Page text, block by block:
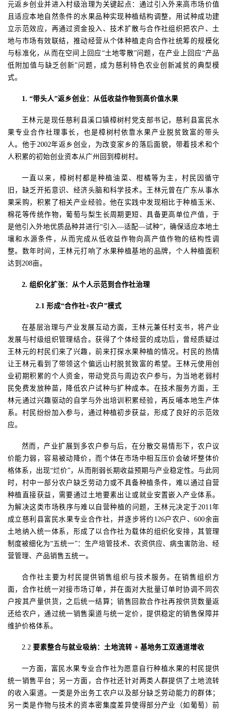
元返乡创业并进入村级治理为关键起点：通过引入外来高市场价值
且适应本地自然条件的水果品种实现种植结构调整，用试种成功建
立示范效应，再通过资金投入、技术扩散与合作社组织把农户、土
地与市场有效联结，推动经营从个体种植走向合作社统筹的规模化
与标准化 ， 从而在空间上回应“土地零散”问题，在产业上回应“产品
低附加值与缺乏创新”问题 ， 成为慈利特色农业创新减贫的典型模
式。
1.“带头人”返乡创业：从低收益作物到高价值水果
王林元是现任慈利县溪口镇樟树村党支部书记，慈利县富民水
果专业合作社理事长，也是樟树村依靠水果产业脱贫致富的带头
人。他于2002年返乡创业，为改变家乡的落后面貌，带着技术和个
人积累的初始创业资本从广州回到樟树村。
一直以来，樟树村都是种植油菜、柑橘等为主，村民因循守
旧，缺乏开拓意识、经济头脑和科学技术。王林元曾在广东从事水
果采购，积累了相关产业经验。他在实践中发现相比于种植玉米、
棉花等传统作物，葡萄与梨生长周期更短、具备更高单位产值，于
是他引入外地优质品种并进行“引入—适配—试种”，确保适应本地土
壤和水源条件，从而完成从低收益作物向高产值作物的结构性调
整。数年时间，王林元打响了水果种植基地的品牌，个人种植面积
达到 208亩。
2.组织化扩张：从个人示范到合作社治理
2.1 形成“合作社+农户”模式
在基层治理与产业发展互动方面，王林元兼任村支书，将产业
发展与村级组织管理结合。获得了个体经营的成功后，曾经质疑过
王林元的村民们来了兴趣，前来打探水果种植的情况。村民的热情
让王林元看到了带领这个偏远山村脱贫致富的希望。王林元使用创
业初期积累的个人资金，带动党员与周边农户参与，为当地老弱村
民免费发放种苗，降低农户试种与扩种成本。在技术服务方面，王
林元通过兴趣驱动的自学与外出培训积累经验，再反哺本地生产体
系。村民纷纷加入参与，通过种植初步获益，形成了良好的示范效
应。
然而，产业扩展到多农户参与后，在分散交易情形下，农户议
价能力弱，容易被动降价，而个体在市场中相互压价会破坏整体价
格体系，出现“烂价”，从而削弱长期收益预期与产业稳定性。与此同
时，村中一部分农户缺乏劳动力或不具备种植条件，难以通过自营
种植直接获益，需要通过土地要素出让或就业安置嵌入产业体系。
为解决这类市场秩序与难以自营种植的问题，王林元决定于2011年
成立慈利县富民水果专业合作社，并逐步将约 126户农户、600余亩
土地纳入统一体系，形成了以合作社为载体的组织化安排，其管理
制度被细化为“五统一”：生产培管技术、农资供应、病虫害防治、经
营管理、产品销售五统一。
合作社主要为村民提供销售组织与技术服务。在销售组织方
面，合作社统一对接市场订单，并在面对大批量订单时协调不同农
户按其产量供货，之后统一结算；销售回款合作社再按供货数量返
还给农户，通过统一销售渠道与统一定价，提供稳定的销售保障并
维护价格体系。
2.2 要素整合与就业吸纳：土地流转 + 基地务工双通道增收
一方面，富民水果专业合作社为愿意自行种植水果的村民提供
统一销售平台；另一方面，合作社还针对两类人群提供了土地流转
的收入渠道。一类是外出务工农户以及部分缺乏劳动能力的群体；
另一类是作物与技术的资本密集度差异使得部分产业（如葡萄）前